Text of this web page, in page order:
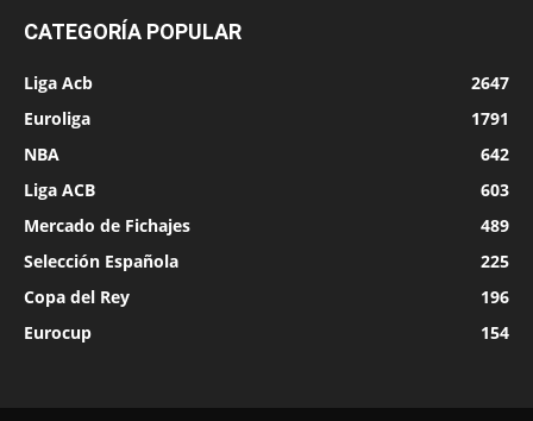
CATEGORÍA POPULAR
Liga Acb
2647
Euroliga
1791
NBA
642
Liga ACB
603
Mercado de Fichajes
489
Selección Española
225
Copa del Rey
196
Eurocup
154